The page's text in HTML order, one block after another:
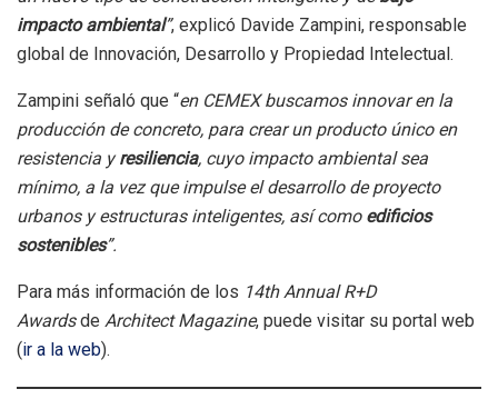
impacto ambiental”, explicó Davide Zampini, responsable
global de Innovación, Desarrollo y Propiedad Intelectual.
Zampini señaló que “en CEMEX buscamos innovar en la
producción de concreto, para crear un producto único en
resistencia yresiliencia, cuyo impacto ambiental sea
mínimo, a la vez que impulse el desarrollo de proyecto
urbanos y estructuras inteligentes, así como edificios
sostenibles”.
Para más información de los 14th Annual R+D
Awardsde Architect Magazine, puede visitar su portal web
(ir a la web).